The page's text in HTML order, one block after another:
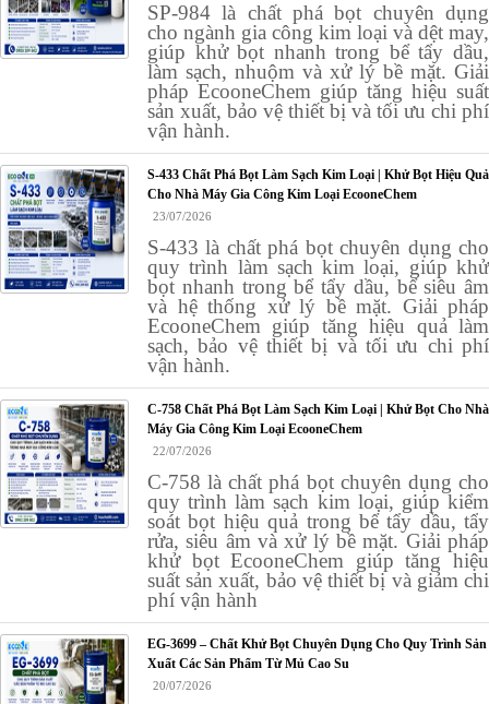
SP-984 là chất phá bọt chuyên dụng
cho ngành gia công kim loại và dệt may,
giúp khử bọt nhanh trong bể tẩy dầu,
làm sạch, nhuộm và xử lý bề mặt. Giải
pháp EcooneChem giúp tăng hiệu suất
sản xuất, bảo vệ thiết bị và tối ưu chi phí
vận hành.
S-433 Chất Phá Bọt Làm Sạch Kim Loại | Khử Bọt Hiệu Quả
Cho Nhà Máy Gia Công Kim Loại EcooneChem
23/07/2026
S-433 là chất phá bọt chuyên dụng cho
quy trình làm sạch kim loại, giúp khử
bọt nhanh trong bể tẩy dầu, bể siêu âm
và hệ thống xử lý bề mặt. Giải pháp
EcooneChem giúp tăng hiệu quả làm
sạch, bảo vệ thiết bị và tối ưu chi phí
vận hành.
C-758 Chất Phá Bọt Làm Sạch Kim Loại | Khử Bọt Cho Nhà
Máy Gia Công Kim Loại EcooneChem
22/07/2026
C-758 là chất phá bọt chuyên dụng cho
quy trình làm sạch kim loại, giúp kiểm
soát bọt hiệu quả trong bể tẩy dầu, tẩy
rửa, siêu âm và xử lý bề mặt. Giải pháp
khử bọt EcooneChem giúp tăng hiệu
suất sản xuất, bảo vệ thiết bị và giảm chi
phí vận hành
EG-3699 – Chất Khử Bọt Chuyên Dụng Cho Quy Trình Sản
Xuất Các Sản Phẩm Từ Mủ Cao Su
20/07/2026